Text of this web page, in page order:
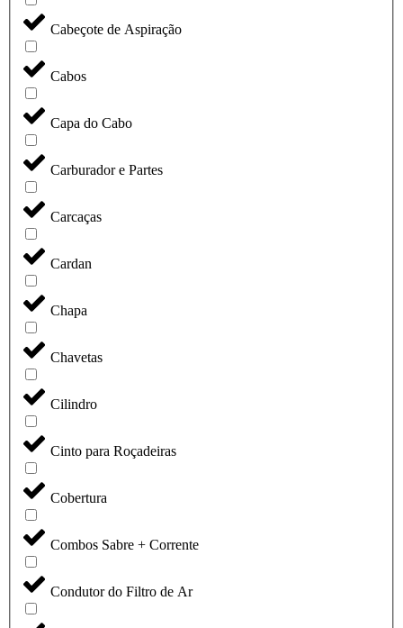
Cabeçote de Aspiração
Cabos
Capa do Cabo
Carburador e Partes
Carcaças
Cardan
Chapa
Chavetas
Cilindro
Cinto para Roçadeiras
Cobertura
Combos Sabre + Corrente
Condutor do Filtro de Ar